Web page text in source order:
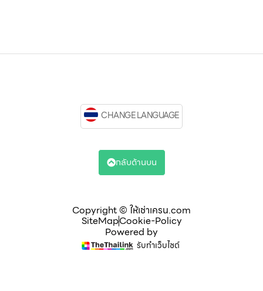
Copyright © ให้เช่าเครน.com
SiteMapCookie-Policy
Powered by
รับทำเว็บไซต์
CHANGE LANGUAGE
กลับด้านบน